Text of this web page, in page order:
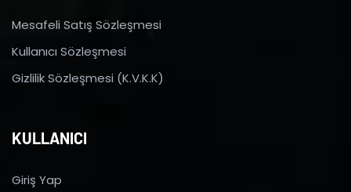
Mesafeli Satış Sözleşmesi
Kullanıcı Sözleşmesi
Gizlilik Sözleşmesi (K.V.K.K)
KULLANICI
Giriş Yap